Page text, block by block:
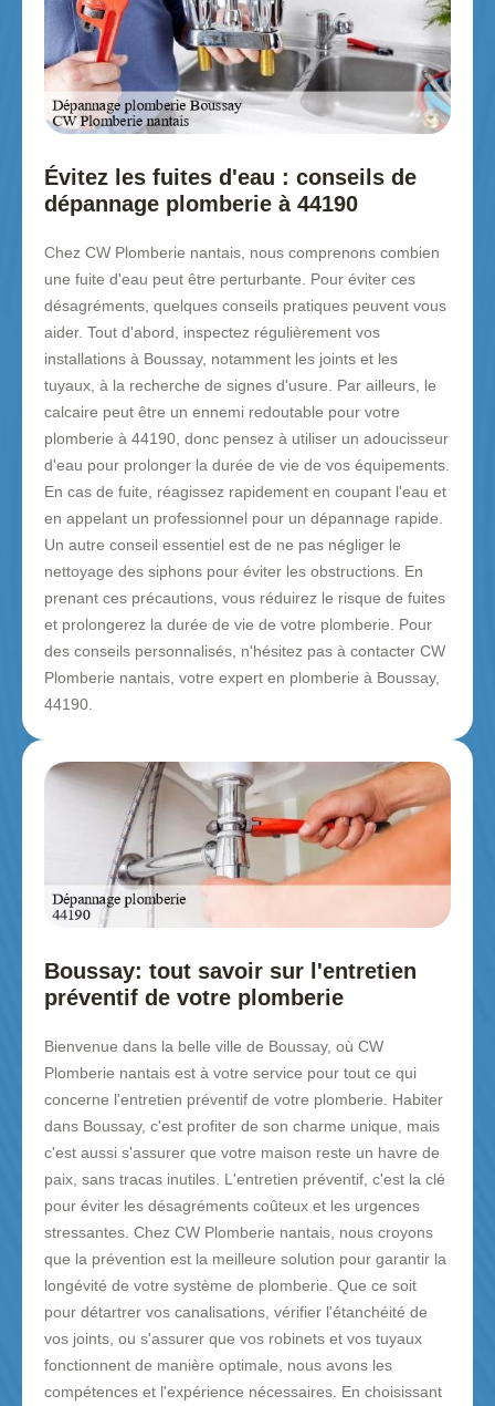
Évitez les fuites d'eau : conseils de
dépannage plomberie à 44190
Chez CW Plomberie nantais, nous comprenons combien
une fuite d'eau peut être perturbante. Pour éviter ces
désagréments, quelques conseils pratiques peuvent vous
aider. Tout d'abord, inspectez régulièrement vos
installations à Boussay, notamment les joints et les
tuyaux, à la recherche de signes d'usure. Par ailleurs, le
calcaire peut être un ennemi redoutable pour votre
plomberie à 44190, donc pensez à utiliser un adoucisseur
d'eau pour prolonger la durée de vie de vos équipements.
En cas de fuite, réagissez rapidement en coupant l'eau et
en appelant un professionnel pour un dépannage rapide.
Un autre conseil essentiel est de ne pas négliger le
nettoyage des siphons pour éviter les obstructions. En
prenant ces précautions, vous réduirez le risque de fuites
et prolongerez la durée de vie de votre plomberie. Pour
des conseils personnalisés, n'hésitez pas à contacter CW
Plomberie nantais, votre expert en plomberie à Boussay,
44190.
Boussay: tout savoir sur l'entretien
préventif de votre plomberie
Bienvenue dans la belle ville de Boussay, où CW
Plomberie nantais est à votre service pour tout ce qui
concerne l'entretien préventif de votre plomberie. Habiter
dans Boussay, c'est profiter de son charme unique, mais
c'est aussi s'assurer que votre maison reste un havre de
paix, sans tracas inutiles. L'entretien préventif, c'est la clé
pour éviter les désagréments coûteux et les urgences
stressantes. Chez CW Plomberie nantais, nous croyons
que la prévention est la meilleure solution pour garantir la
longévité de votre système de plomberie. Que ce soit
pour détartrer vos canalisations, vérifier l'étanchéité de
vos joints, ou s'assurer que vos robinets et vos tuyaux
fonctionnent de manière optimale, nous avons les
compétences et l'expérience nécessaires. En choisissant